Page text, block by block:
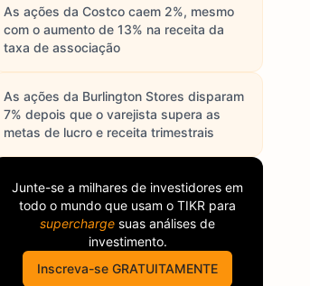
As ações da Costco caem 2%, mesmo
com o aumento de 13% na receita da
taxa de associação
As ações da Burlington Stores disparam
7% depois que o varejista supera as
metas de lucro e receita trimestrais
Junte-se a milhares de investidores em
todo o mundo que usam o TIKR para
supercharge suas análises de
investimento.
Inscreva-se GRATUITAMENTE